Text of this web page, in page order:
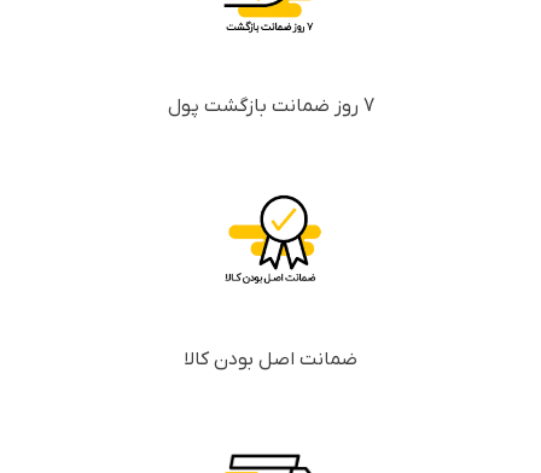
7 روز ضمانت بازگشت پول
ضمانت اصل بودن کالا